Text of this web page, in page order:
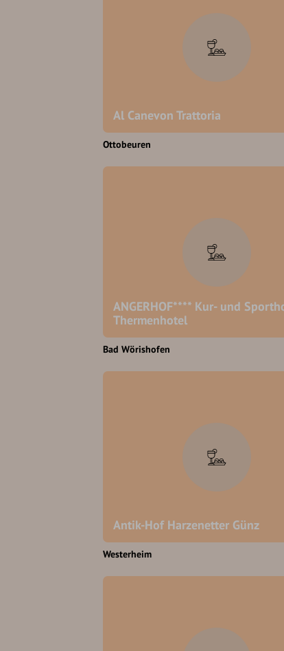
Al Canevon Trattoria
Ottobeuren
ANGERHOF**** Kur- und
Thermenhotel
Bad Wörishofen
Antik-Hof Harzenetter Günz
Westerheim